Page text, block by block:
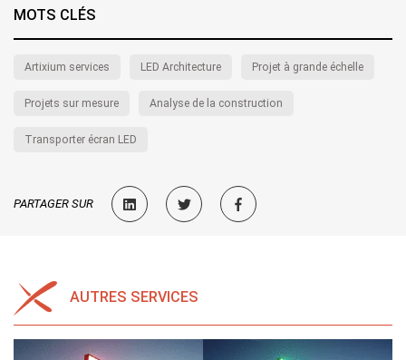
MOTS CLÉS
Artixium services LED Architecture Projet à grande échelle
Projets sur mesure Analyse de la construction
Transporter écran LED
PARTAGER SUR
AUTRES SERVICES